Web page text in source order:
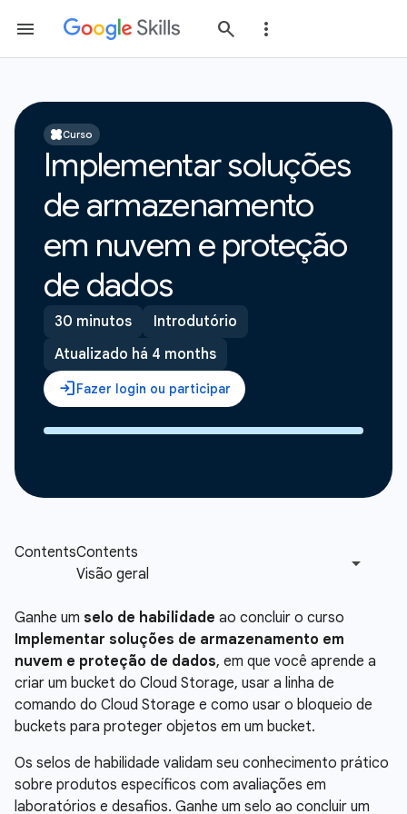
Curso
Implementar soluções
de armazenamento
em nuvem e proteção
de dados
30 minutos
Introdutório
Atualizado há 4 months
Ganhe um selo de habilidade ao concluir o curso
Implementar soluções de armazenamento em
nuvem e proteção de dados, em que você aprende a
criar um bucket do Cloud Storage, usar a linha de
comando do Cloud Storage e como usar o bloqueio de
buckets para proteger objetos em um bucket.
Os selos de habilidade validam seu conhecimento prático
sobre produtos específicos com avaliações em
laboratórios e desafios. Ganhe um selo ao concluir um